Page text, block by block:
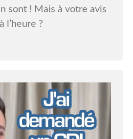
sont ! Mais à votre avis
l’heure ?